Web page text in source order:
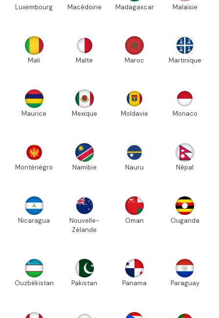
Luxembourg Macédoine Madagascar Malaisie
Mali Malte Maroc Martinique
Maurice Mexique Moldavie Monaco
Monténégro Namibie Nauru Népal
Nicaragua
Nouvelle-
Zélande
Oman Ouganda
Ouzbékistan Pakistan Panama Paraguay